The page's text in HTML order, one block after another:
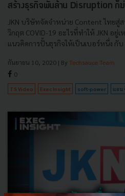
สร้างธุรกิจพันล้าน Disruption ก็
JKN บริษัทจัดจำหน่าย Content ไทยสู่ส
วิกฤต COVID-19 อะไรที่ทำให้ JKN อยู่
แนวคิดการปั้นธุรกิจให้เป็นเบอร์หนึ่ง กับ
กันยายน 10, 2020 | By Techsauce Team
0
TS Video Exec Insight soft-power แอน